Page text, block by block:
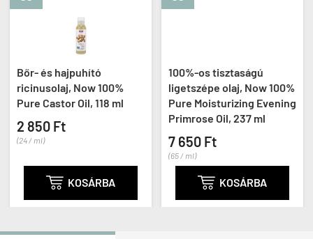
Bőr- és hajpuhító
ricinusolaj, Now 100%
Pure Castor Oil, 118 ml
2 850 Ft
(24 / ml)
 KOSÁRBA
100%-os tisztaságú
ligetszépe olaj, Now 100%
Pure Moisturizing Evening
Primrose Oil, 237 ml
7 650 Ft
(65 / ml)
 KOSÁRBA